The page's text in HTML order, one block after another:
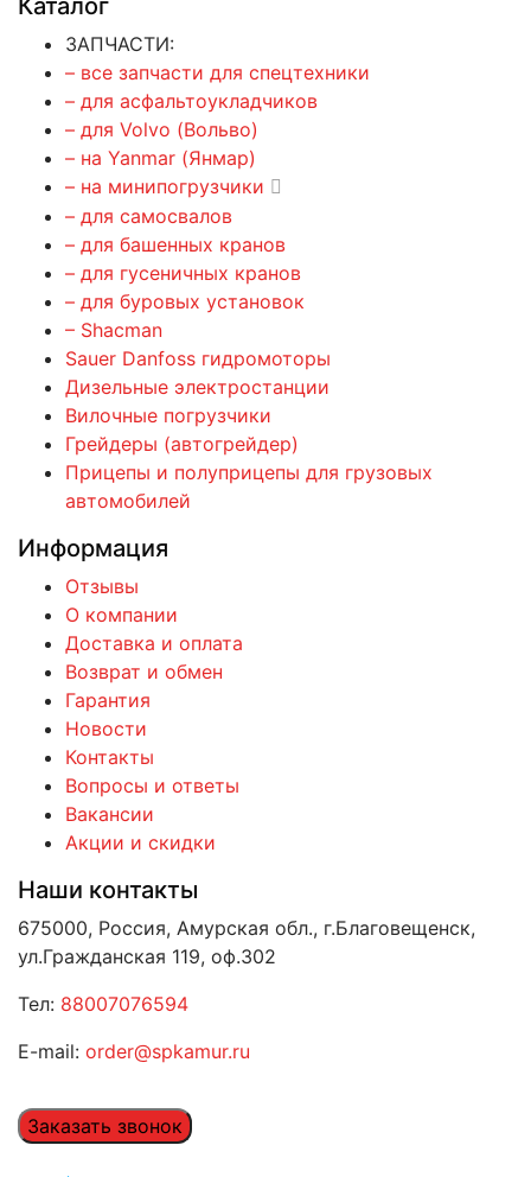
Каталог
ЗАПЧАСТИ:
– все запчасти для спецтехники
– для асфальтоукладчиков
– для Volvo (Вольво)
– на Yanmar (Янмар)
– на минипогрузчики
– для самосвалов
– для башенных кранов
– для гусеничных кранов
– для буровых установок
– Shacman
Sauer Danfoss гидромоторы
Дизельные электростанции
Вилочные погрузчики
Грейдеры (автогрейдер)
Прицепы и полуприцепы для грузовых
автомобилей
Информация
Отзывы
О компании
Доставка и оплата
Возврат и обмен
Гарантия
Новости
Контакты
Вопросы и ответы
Вакансии
Акции и скидки
Наши контакты
675000, Россия, Амурская обл., г.Благовещенск,
ул.Гражданская 119, оф.302
Тел: 88007076594
E-mail: order@spkamur.ru
Заказать звонок